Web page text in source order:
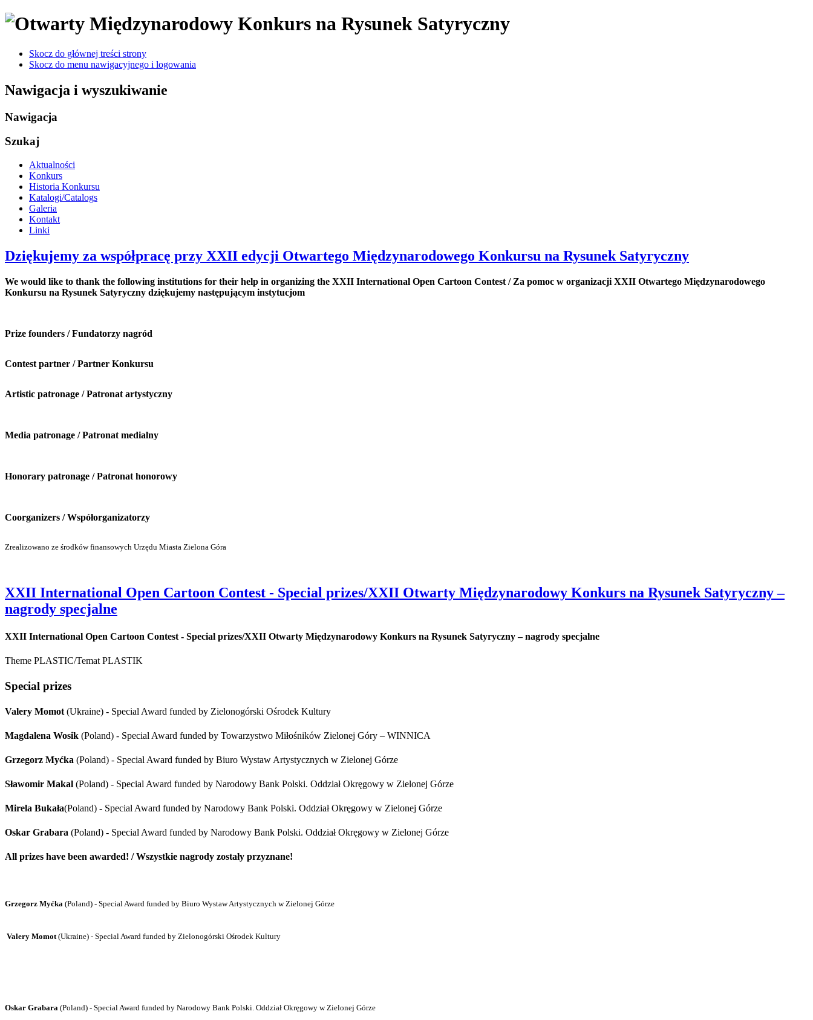
Skocz do głównej treści strony
Skocz do menu nawigacyjnego i logowania
Nawigacja i wyszukiwanie
Nawigacja
Szukaj
Aktualności
Konkurs
Historia Konkursu
Katalogi/Catalogs
Galeria
Kontakt
Linki
Dziękujemy za współpracę przy XXII edycji Otwartego Międzynarodowego Konkursu na Rysunek Satyryczny
We would like to thank the following institutions for their help in organizing the XXII International Open Cartoon Contest / Za pomoc w organizacji XXII Otwartego Międzynarodowego
Konkursu na Rysunek Satyryczny dziękujemy następującym instytucjom
Prize founders / Fundatorzy nagród
Contest partner / Partner Konkursu
Artistic patronage / Patronat artystyczny
Media patronage / Patronat medialny
Honorary patronage / Patronat honorowy
Coorganizers / Współorganizatorzy
Zrealizowano ze środków finansowych Urzędu Miasta Zielona Góra
XXII International Open Cartoon Contest - Special prizes/XXII Otwarty Międzynarodowy Konkurs na Rysunek Satyryczny –
nagrody specjalne
XXII International Open Cartoon Contest - Special prizes/XXII Otwarty Międzynarodowy Konkurs na Rysunek Satyryczny – nagrody specjalne
Theme PLASTIC/Temat PLASTIK
Special prizes
Valery Momot (Ukraine) - Special Award funded by Zielonogórski Ośrodek Kultury
Magdalena Wosik (Poland) - Special Award funded by Towarzystwo Miłośników Zielonej Góry – WINNICA
Grzegorz Myćka (Poland) - Special Award funded by Biuro Wystaw Artystycznych w Zielonej Górze
Sławomir Makal (Poland) - Special Award funded by Narodowy Bank Polski. Oddział Okręgowy w Zielonej Górze
Mirela Bukała(Poland) - Special Award funded by Narodowy Bank Polski. Oddział Okręgowy w Zielonej Górze
Oskar Grabara (Poland) - Special Award funded by Narodowy Bank Polski. Oddział Okręgowy w Zielonej Górze
All prizes have been awarded! / Wszystkie nagrody zostały przyznane!
Grzegorz Myćka (Poland) - Special Award funded by Biuro Wystaw Artystycznych w Zielonej Górze
Valery Momot (Ukraine) - Special Award funded by Zielonogórski Ośrodek Kultury
Oskar Grabara (Poland) - Special Award funded by Narodowy Bank Polski. Oddział Okręgowy w Zielonej Górze